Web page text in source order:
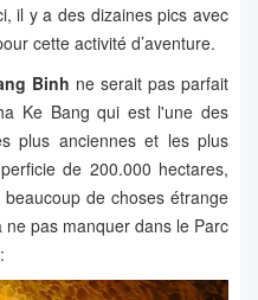
il y a des dizaines pics avec
cette activité d’aventure.
Binh ne serait pas parfait
Ke Bang qui est l'une des
plus anciennes et les plus
de 200.000 hectares,
de choses étrange
pas manquer dans le Parc